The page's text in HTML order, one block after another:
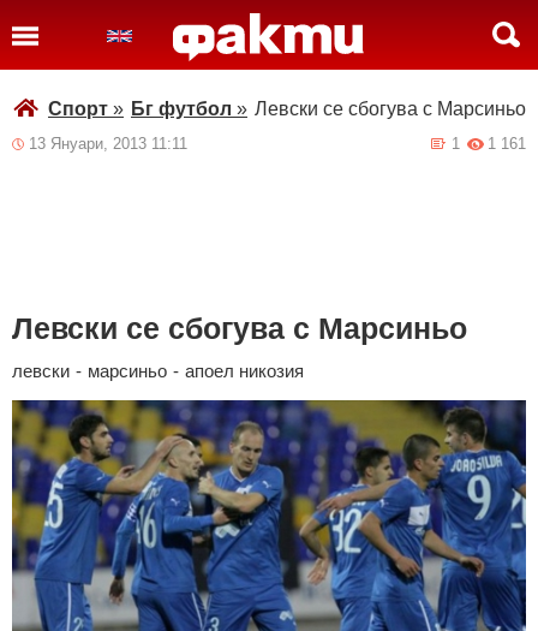
Спорт » Бг футбол » Левски се сбогува с Марсиньо
13 Януари, 2013 11:11 1 161
1
Левски се сбогува с Марсиньо
левски - марсиньо - апоел никозия